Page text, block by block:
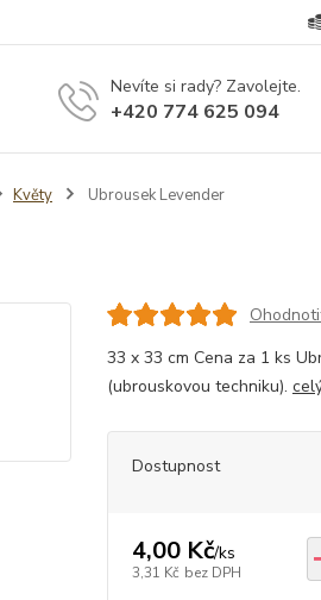
Nevíte si rady? Zavolejte.
+420 774 625 094
Květy Ubrousek Levender
33 x 33 cm Cena za 1 ks
(ubrouskovou techniku).
Dostupnost
4,00 Kč/ks
3,31 Kč bez DPH